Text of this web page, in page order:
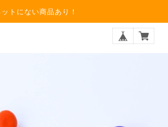
トにない商品あり！